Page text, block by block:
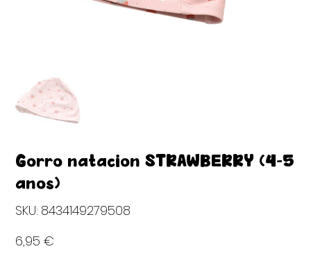
Gorro natacion STRAWBERRY (4-5
años)
SKU: 8434149279508
8434149279508
6,95 €